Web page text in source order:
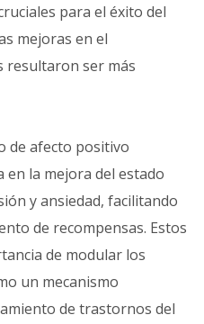
para el éxito del
mejoras en el
resultaron ser más
de afecto positivo
en la mejora del estado
y ansiedad, facilitando
de recompensas. Estos
de modular los
un mecanismo
de trastornos del